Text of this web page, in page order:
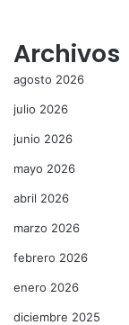
Archivos
agosto 2026
julio 2026
junio 2026
mayo 2026
abril 2026
marzo 2026
febrero 2026
enero 2026
diciembre 2025